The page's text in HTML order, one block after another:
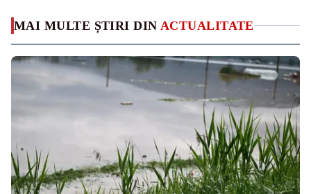
MAI MULTE ȘTIRI DIN ACTUALITATE